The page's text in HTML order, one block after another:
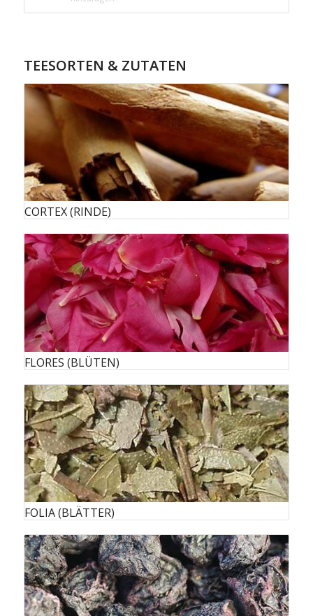
TEESORTEN & ZUTATEN
CORTEX (RINDE)
FLORES (BLÜTEN)
FOLIA (BLÄTTER)